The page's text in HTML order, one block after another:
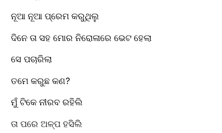
ନୂଆ ନୂଆ ପ୍ରେମ କରୁଥିଲୁ
ଦିନେ ତା ସହ ମୋର ନିରୋଳାରେ ଭେଟ ହେଲା
ସେ ପଚାରିଲା
ତମେ କରୁଛ କଣ?
ମୁଁ ଟିକେ ନୀରବ ରହିଲି
ତା ପରେ ଅଳ୍ପ ହସିଲି